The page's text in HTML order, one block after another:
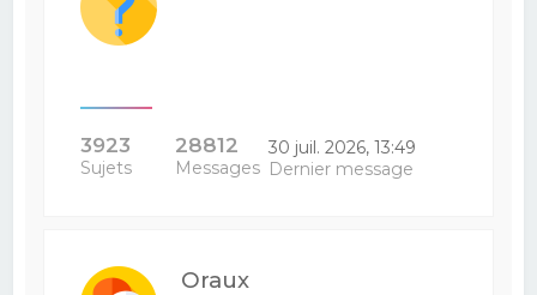
3923
Sujets
28812
Messages
30 juil. 2026, 13:49
Dernier message
Oraux